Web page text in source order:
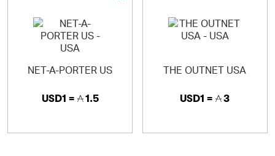
NET-A-PORTER US
USD1 = 1.5
THE OUTNET USA
USD1 = 3